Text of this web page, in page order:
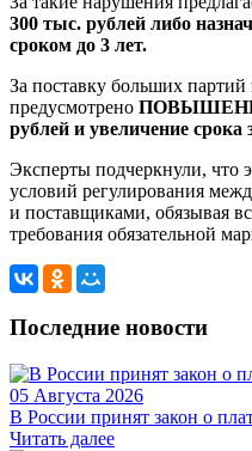
300 тыс. рублей либо
сроком до 3 лет.
За поставку больших
предусмотрено
рублей и увеличение срока
Эксперты подчеркнули, что
условий регулирования
и поставщиками, обязывая
требования обязательной
Последние новости
05 Августа 2026
В России принят закон о
Читать далее